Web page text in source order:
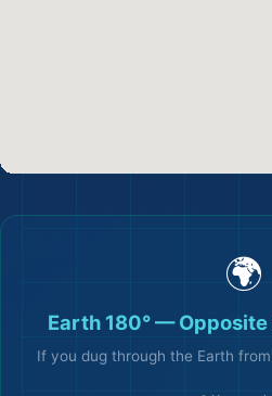
🌍
Earth 180° —
If you dug through the Earth